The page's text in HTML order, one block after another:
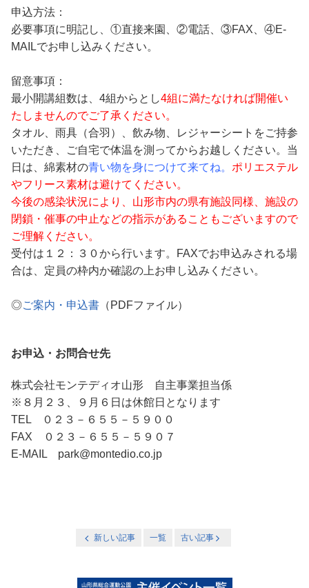
申込方法：
必要事項に明記し、①直接来園、②電話、③FAX、④E-
MAILでお申し込みください。
留意事項：
最小開講組数は、4組からとし4組に満たなければ開催い
たしませんのでご了承ください。
タオル、雨具（合羽）、飲み物、レジャーシートをご持参
いただき、ご自宅で体温を測ってからお越しください。当
日は、綿素材の青い物を身につけて来てね。 ポリエステル
やフリース素材は避けてください。
今後の感染状況により、山形市内の県有施設同様、施設の
閉鎖・催事の中止などの指示があることもございますので
ご理解ください。
受付は１２：３０から行います。FAXでお申込みされる場
合は、定員の枠内か確認の上お申し込みください。
◎ご案内・申込書（PDFファイル）
お申込・お問合せ先
株式会社モンテディオ山形 自主事業担当係
※８月２３、９月６日は休館日となります
TEL ０２３－６５５－５９００
FAX ０２３－６５５－５９０７
E-MAIL park@montedio.co.jp
新しい記事 一覧 古い記事